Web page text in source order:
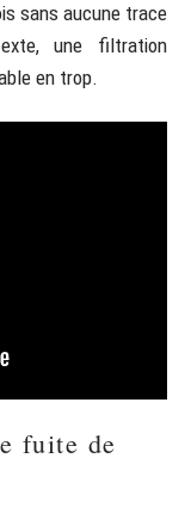
sans aucune trace
une filtration
en trop.
fuite de